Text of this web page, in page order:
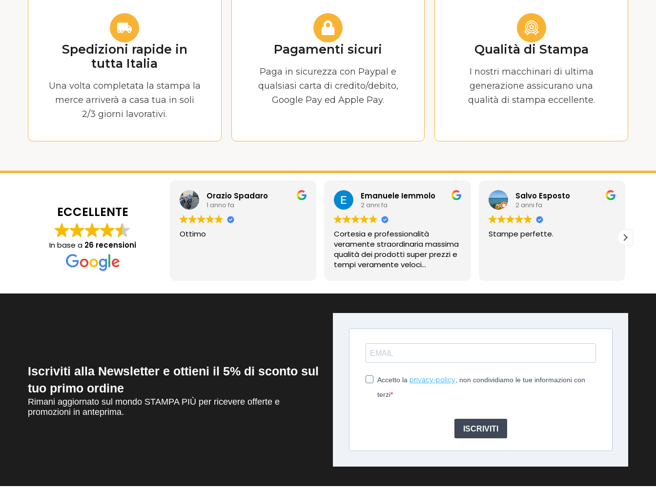
Spedizioni rapide in
tutta Italia
Una volta completata la stampa la
merce arriverà a casa tua in soli
2/3 giorni lavorativi.
Pagamenti sicuri
Paga in sicurezza con Paypal e
qualsiasi carta di credito/debito,
Google Pay ed Apple Pay.
Qualità di Stampa
I nostri macchinari di ultima
generazione assicurano una
qualità di stampa eccellente.
ECCELLENTE
In base a 26 recensioni
Orazio Spadaro
1 anno fa
Ottimo
Emanuele Iemmolo
2 anni fa
Cortesia e professionalità
veramente straordinaria massima
qualità dei prodotti super prezzi e
tempi veramente veloci
Salvo Esposto
2 anni fa
Stampe perfette.
Iscriviti alla Newsletter e ottieni il 5% di sconto sul
tuo primo ordine
Rimani aggiornato sul mondo STAMPA PIÙ per ricevere offerte e
promozioni in anteprima.
Accetto la privacy-policy, non condividiamo le tue informazioni con
terzi
ISCRIVITI